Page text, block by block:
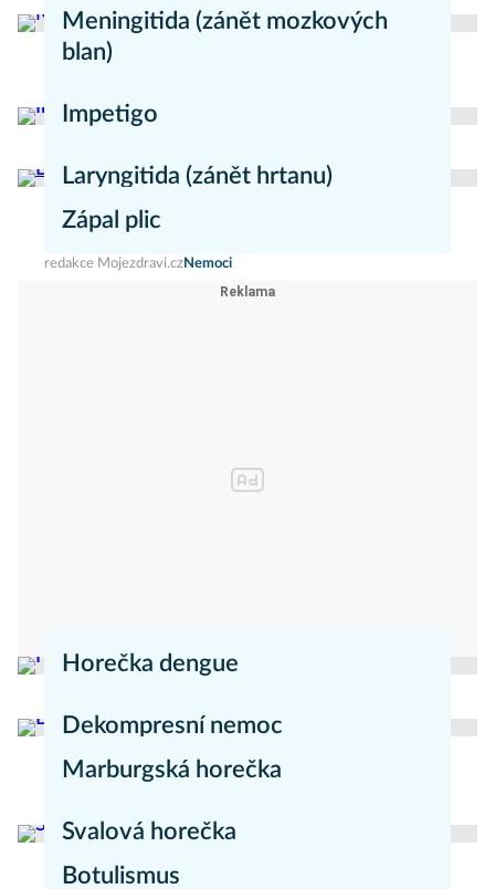
Meningitida (zánět mozkových
blan)
Impetigo
Laryngitida (zánět hrtanu)
redakce Mojezdravi.cz
Zápal plic
redakce Mojezdravi.czNemoci
Horečka dengue
Dekompresní nemoc
Nemoci
Marburgská horečka
Svalová horečka
redakce Moje zdravíNemoci
Botulismus